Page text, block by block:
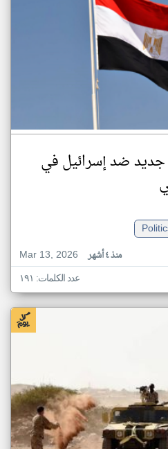
ضد إسرائيل في
Mar 13, 2026
منذ ٤ أشهر
عدد الكلمات: ١٩١